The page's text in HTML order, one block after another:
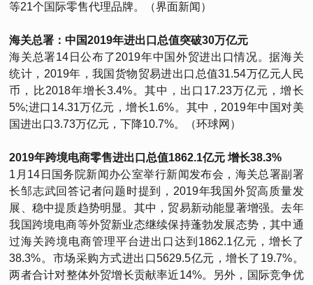
等21个国际零售代理品牌。（界面新闻）
海关总署：中国2019年进出口总值突破30万亿元
海关总署14日公布了2019年中国外贸进出口情况。据海关
统计，2019年，我国货物贸易进出口总值31.54万亿元人民
币，比2018年增长3.4%。其中，出口17.23万亿元，增长
5%;进口14.31万亿元，增长1.6%。其中，2019年中国对美
国进出口3.73万亿元，下降10.7%。（环球网）
2019年跨境电商零售进出口总值1862.1亿元 增长38.3%
1月14日国务院新闻办公室举行新闻发布会，海关总署副署
长邹志武回答记者问题时提到，2019年我国外贸高质量发
展、稳中提质趋势明显。其中，贸易新动能显著增强。去年
我国跨境电商等外贸新业态继续保持蓬勃发展态势，其中通
过海关跨境电商管理平台进出口达到1862.1亿元，增长了
38.3%。市场采购方式进出口5629.5亿元，增长了19.7%。
两者合计对整体外贸增长贡献率近14%。另外，国际竞争优